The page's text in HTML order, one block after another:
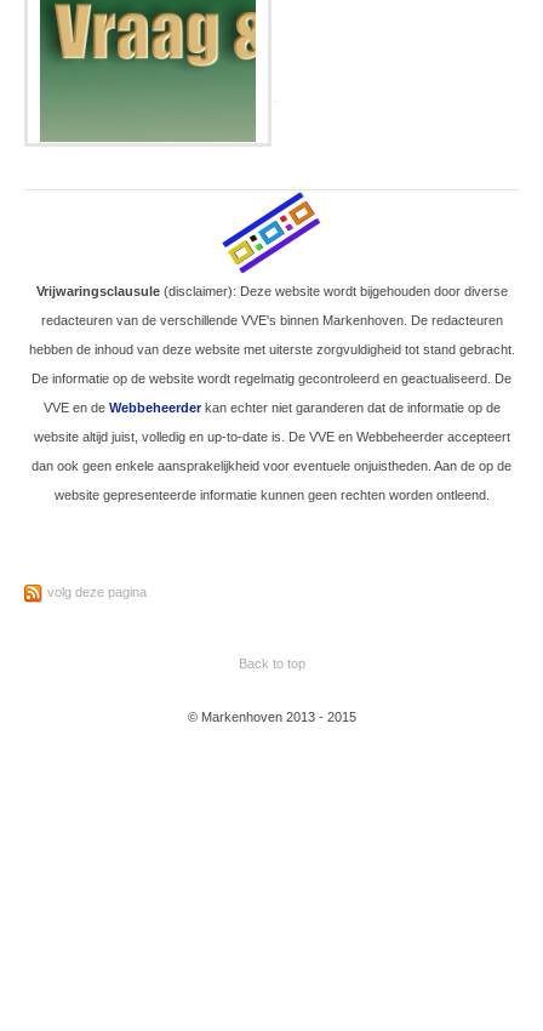
Vrijwaringsclausule(disclaimer): Deze website wordt bijgehouden door diverse
redacteuren van de verschillende VVE's binnen Markenhoven. De redacteuren
hebben de inhoud van deze website met uiterste zorgvuldigheid tot stand gebracht.
De informatie op de website wordt regelmatig gecontroleerd en geactualiseerd. De
VVE en de Webbeheerderkan echter niet garanderen dat de informatie op de
website altijd juist, volledig en up-to-date is. De VVE en Webbeheerder accepteert
dan ook geen enkele aansprakelijkheid voor eventuele onjuistheden. Aan de op de
website gepresenteerde informatie kunnen geen rechten worden ontleend.
volg deze pagina
Back to top
© Markenhoven 2013 - 2015